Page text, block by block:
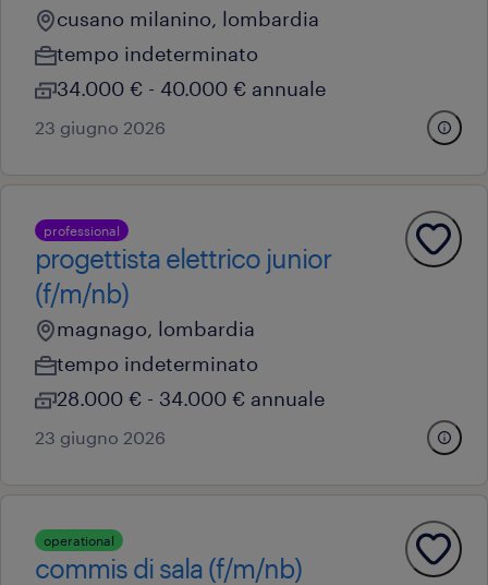
cusano milanino, lombardia
tempo indeterminato
34.000 € - 40.000 € annuale
23 giugno 2026
professional
progettista elettrico junior
(f/m/nb)
magnago, lombardia
tempo indeterminato
28.000 € - 34.000 € annuale
23 giugno 2026
operational
commis di sala (f/m/nb)